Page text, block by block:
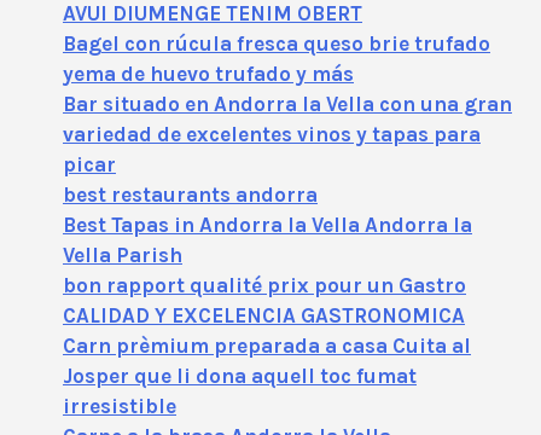
AVUI DIUMENGE TENIM OBERT
Bagel con rúcula fresca queso brie trufado
yema de huevo trufado y más
Bar situado en Andorra la Vella con una gran
variedad de excelentes vinos y tapas para
picar
best restaurants andorra
Best Tapas in Andorra la Vella Andorra la
Vella Parish
bon rapport qualité prix pour un Gastro
CALIDAD Y EXCELENCIA GASTRONOMICA
Carn prèmium preparada a casa Cuita al
Josper que li dona aquell toc fumat
irresistible